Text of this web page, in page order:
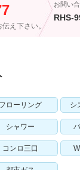
伝え下さい。
お問い
RHS-
フローリング シ
シャワー
コンロ三口